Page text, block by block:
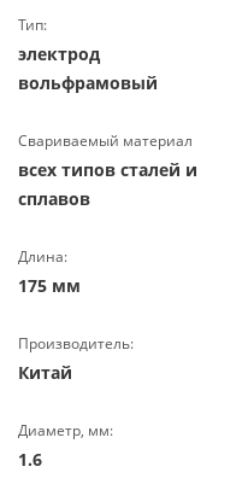
Тип:
электрод
вольфрамовый
Свариваемый материал
всех типов сталей и
сплавов
Длина:
175 мм
Производитель:
Китай
Диаметр, мм:
1.6